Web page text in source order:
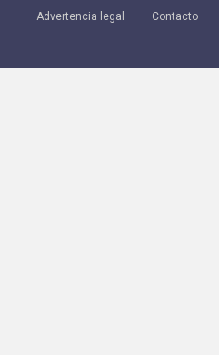
Advertencia legal Contacto